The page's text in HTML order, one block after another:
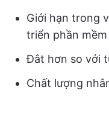
Giới hạn trong
triển phần mềm
Đắt hơn so với
Chất lượng